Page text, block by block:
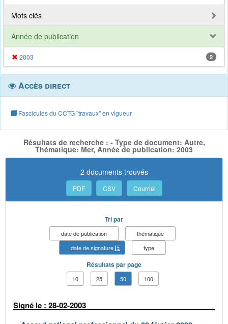
Mots clés
Année de publication
2003 2
Accès direct
Fascicules du CCTG "travaux" en vigueur
Résultats de recherche : - Type de document: Autre,
Thématique: Mer, Année de publication: 2003
2 documents trouvés
PDF CSV Courriel
Tri par
date de publication
thématique
date de signature
type
Résultats par page
10 25 50 100
Signé le : 28-02-2003